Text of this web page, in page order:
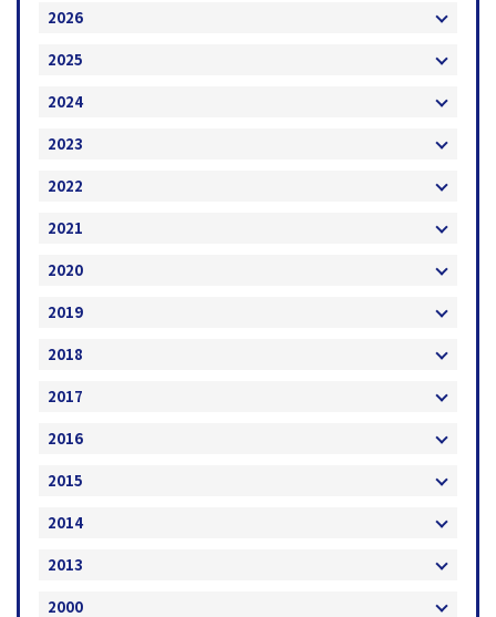
2026
2025
2024
2023
2022
2021
2020
2019
2018
2017
2016
2015
2014
2013
2000